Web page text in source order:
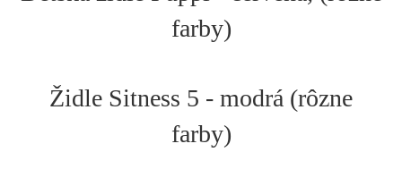
farby)
Židle Sitness 5 - modrá (rôzne
farby)